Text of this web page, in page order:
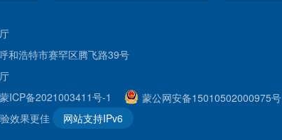
和浩特市赛罕区腾飞路39号
蒙ICP备2021003411号-1
蒙公网安备15010502000975号
效果更佳
网站支持IPv6